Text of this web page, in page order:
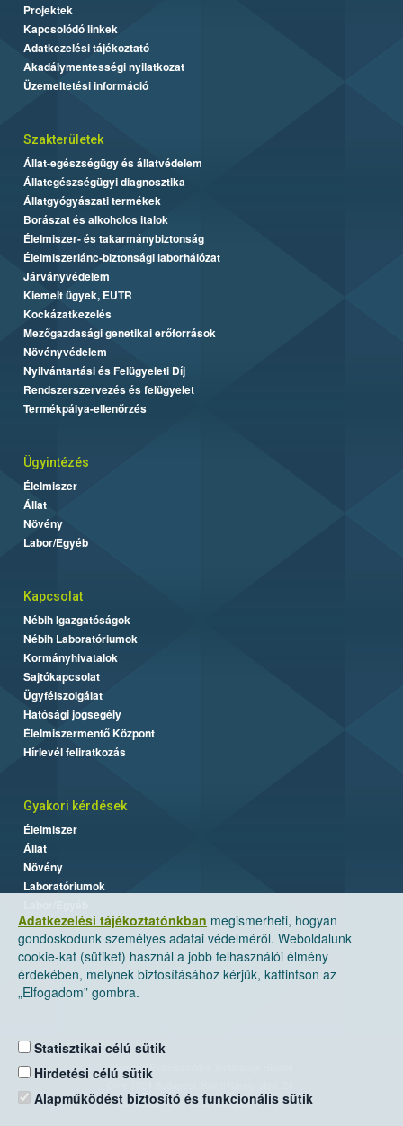
Adatkezelési tájékoztatónkban megismerheti, hogyan
gondoskodunk személyes adatai védelméről. Weboldalunk
cookie-kat (sütiket) használ a jobb felhasználói élmény
érdekében, melynek biztosításához kérjük, kattintson az
„Elfogadom” gombra.
Statisztikai célú sütik
Hirdetési célú sütik
Alapműködést biztosító és funkcionális sütik
Projektek
Kapcsolódó linkek
Adatkezelési tájékoztató
Akadálymentességi nyilatkozat
Üzemeltetési információ
Szakterületek
Állat-egészségügy és állatvédelem
Állategészségügyi diagnosztika
Állatgyógyászati termékek
Borászat és alkoholos italok
Élelmiszer- és takarmánybiztonság
Élelmiszerlánc-biztonsági laborhálózat
Járványvédelem
Kiemelt ügyek, EUTR
Kockázatkezelés
Mezőgazdasági genetikai erőforrások
Növényvédelem
Nyilvántartási és Felügyeleti Díj
Rendszerszervezés és felügyelet
Termékpálya-ellenőrzés
Ügyintézés
Élelmiszer
Állat
Növény
Labor/Egyéb
Kapcsolat
Nébih Igazgatóságok
Nébih Laboratóriumok
Kormányhivatalok
Sajtókapcsolat
Ügyfélszolgálat
Hatósági jogsegély
Élelmiszermentő Központ
Hírlevél feliratkozás
Gyakori kérdések
Élelmiszer
Állat
Növény
Laboratóriumok
Nemzeti Élelmiszerlánc-biztonsági Hivatal
Levelezési cím: 1525 Budapest. Pf. 30.